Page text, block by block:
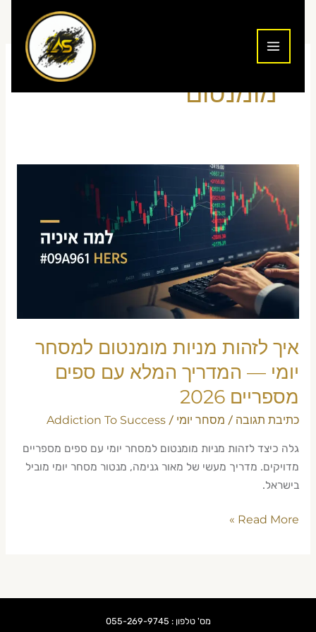
מומנטום
איך לזהות מניות מומנטום למסחר
יומי — המדריך המלא עם ספים
מספריים 2026
כתיבת תגובה / מסחר יומי /
Addiction To Success
גלה כיצד לזהות מניות מומנטום למסחר יומי עם ספים מספריים
מדויקים. מדריך מעשי של מאור גנימה, מנטור מסחר יומי מוביל
בישראל.
מניות
מומנטום
למסחר
יומי
—
המדריך
המלא
ספים
מספריים
2026
Read More »
מס' טלפון : 055-269-9745